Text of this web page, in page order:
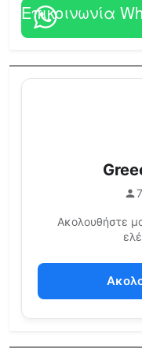
Επικοινωνία
Ακολουθήστε